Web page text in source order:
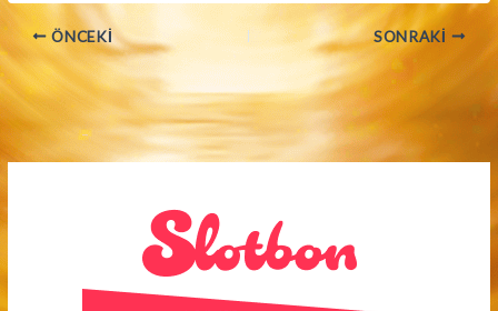
ÖNCEKI SONRAKI